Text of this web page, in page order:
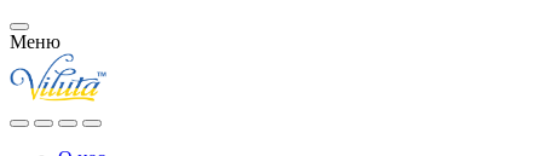
Меню